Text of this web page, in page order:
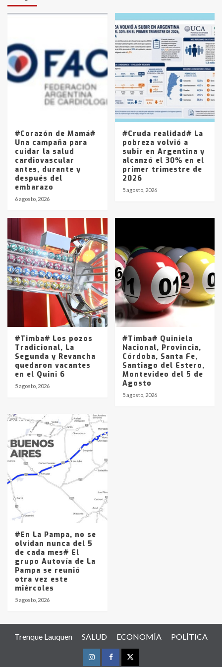
3
en la mañana del lunes
4
Accidente en Ruta 5: falleció un
joven de Trenque Lauquen
Los precios de los combustibles en
La Pampa, desde YPF hasta Axion
entre 857 a 1338 pesos
#Corazón de Mamá#
Una campaña para
cuidar la salud
cardiovascular
antes, durante y
después del
embarazo
6 agosto, 2026
#Cruda realidad# La
pobreza volvió a
subir en Argentina y
alcanzó el 30% en el
primer trimestre de
2026
5 agosto, 2026
#Timba# Los pozos
Tradicional, La
Segunda y Revancha
quedaron vacantes
en el Quini 6
5 agosto, 2026
#Timba# Quiniela
Nacional, Provincia,
Córdoba, Santa Fe,
Santiago del Estero,
Montevideo del 5 de
Agosto
5 agosto, 2026
#En La Pampa, no se
olvidan nunca del 5
de cada mes# El
grupo Autovía de La
Pampa se reunió
otra vez este
miércoles
5 agosto, 2026
Trenque Lauquen SALUD ECONOMÍA POLÍTICA
InstagramFacebookTwitter